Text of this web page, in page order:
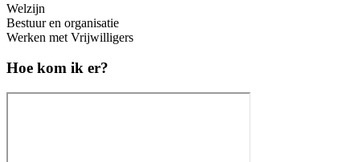
Welzijn
Bestuur en organisatie
Werken met Vrijwilligers
Hoe kom ik er?